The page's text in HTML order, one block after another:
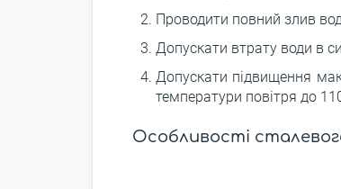
Проводити повний злив
Допускати втрату води в
Допускати підвищення
температури повітря до
Особливості